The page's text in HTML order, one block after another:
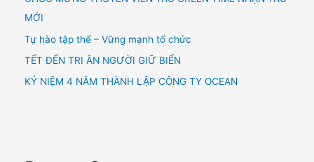
MỚI
Tự hào tập thể – Vững mạnh tổ chức
TẾT ĐẾN TRI ÂN NGƯỜI GIỮ BIỂN
KỶ NIỆM 4 NĂM THÀNH LẬP CÔNG TY OCEAN